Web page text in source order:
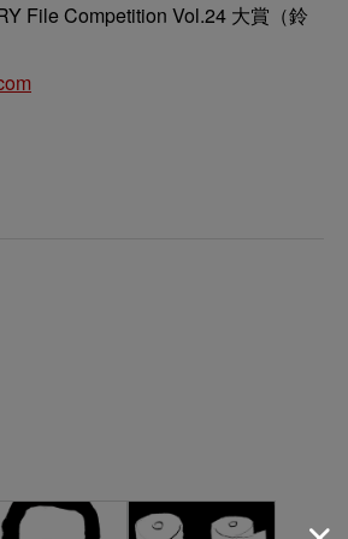
File Competition Vol.24 大賞（鈴